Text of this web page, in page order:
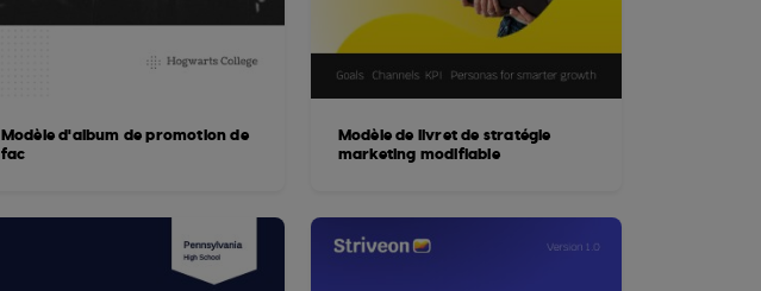
Modèle d'album de promotion de
fac
Modèle de livret de stratégie
marketing modifiable